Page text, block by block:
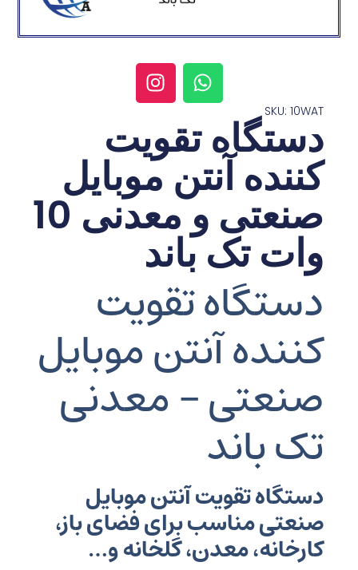
SKU: 10WAT
دستگاه تقویت
کننده آنتن موبایل
صنعتی و معدنی 10
وات تک باند
دستگاه تقویت
کننده آنتن موبایل
صنعتی – معدنی
تک باند
دستگاه تقویت آنتن موبایل
صنعتی مناسب برای فضای باز،
کارخانه، معدن، گلخانه و…